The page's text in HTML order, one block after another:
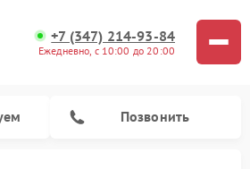
+7 (347) 214-93-84
Ежедневно, с 10:00 до 20:00
Позвонить